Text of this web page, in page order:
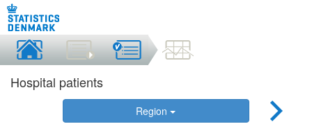
Hospital patients
Region